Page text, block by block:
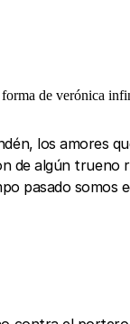
de verónica
los amores
de algún trueno
pasado somos